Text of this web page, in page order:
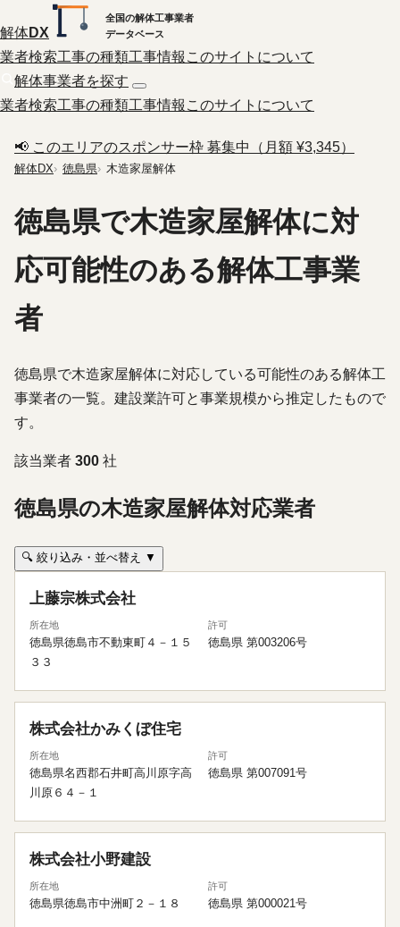
解体DX
全国の解体工事業者
データベース
業者検索工事の種類工事情報 このサイトについて
解体事業者を探す
業者検索工事の種類工事情報 このサイトについて
📢 このエリアのスポンサー枠 募集中（月額 ¥3,345）
解体DX 徳島県 木造家屋解体
徳島県で木造家屋解体に対
応可能性のある解体工事業
者
徳島県で木造家屋解体に対応している可能性のある解体工
事業者の一覧。建設業許可と事業規模から推定したもので
す。
該当業者 300 社
徳島県の木造家屋解体対応業者
🔍 絞り込み・並べ替え ▼
上藤宗株式会社
所在地
徳島県徳島市不動東町４－１５
３３
許可
徳島県 第003206号
株式会社かみくぼ住宅
所在地
徳島県名西郡石井町高川原字高
川原６４－１
許可
徳島県 第007091号
株式会社小野建設
所在地
徳島県徳島市中洲町２－１８
許可
徳島県 第000021号